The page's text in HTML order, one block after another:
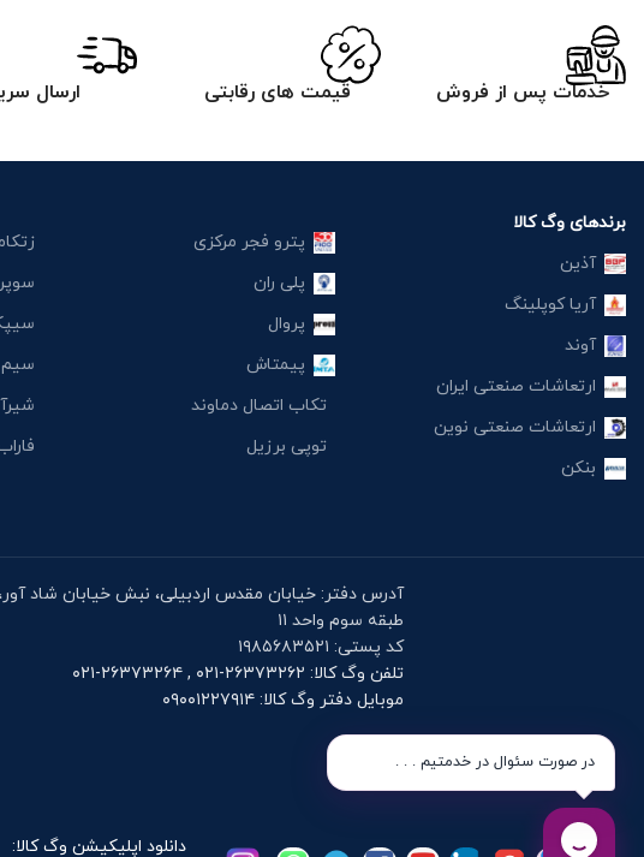
خدمات پس از فروش قیمت های رقابتی ارسال
برندهای وگ کالا
آذین
آریا کوپلینگ
آوند
ارتعاشات صنعتی ایران
ارتعاشات صنعتی نوین
بنکن
پترو فجر مرکزی
پلی ران
پروال
پیمتاش
تکاب اتصال دماوند
توپی برزیل
سیم
طبقه سوم واحد ۱۱
کد پستی: ۱۹۸۵۶۸۳۵۲۱
تلفن وگ کالا: ۲۶۳۷۳۲۶۲-۰۲۱ , ۲۶۳۷۳۲۶۴-۰۲۱
موبایل دفتر وگ کالا: ۰۹۰۰۱۲۲۷۹۱۴
دانلود اپلیکیشن وگ کالا:
در صورت سئوال در خدمتیم . . .